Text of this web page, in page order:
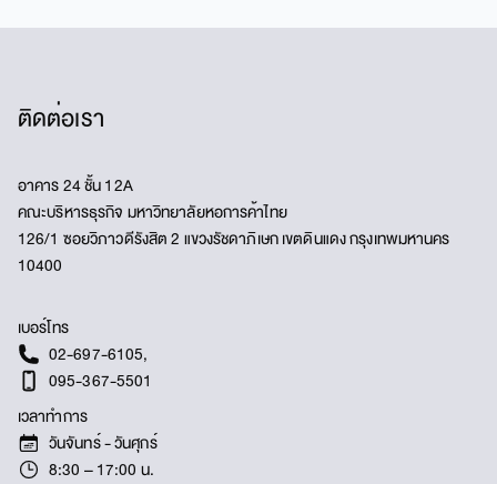
ติดต่อเรา
อาคาร 24 ชั้น 12A
คณะบริหารธุรกิจ มหาวิทยาลัยหอการค้าไทย
126/1 ซอยวิภาวดีรังสิต 2 แขวงรัชดาภิเษก เขตดินแดง กรุงเทพมหานคร
10400
เบอร์โทร
02-697-6105,
095-367-5501
เวลาทำการ
วันจันทร์ - วันศุกร์
8:30 – 17:00 น.